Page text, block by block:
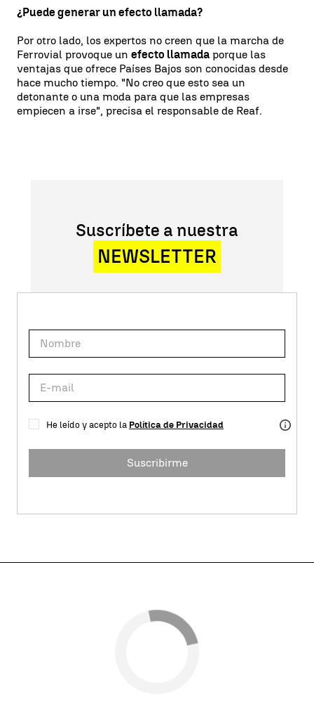
¿Puede generar un efecto llamada?
Por otro lado, los expertos no creen que la marcha de
Ferrovial provoque un efecto llamada porque las
ventajas que ofrece Países Bajos son conocidas desde
hace mucho tiempo. "No creo que esto sea un
detonante o una moda para que las empresas
empiecen a irse", precisa el responsable de Reaf.
Suscríbete a nuestra
NEWSLETTER
He leído y acepto la Política de Privacidad
Suscribirme